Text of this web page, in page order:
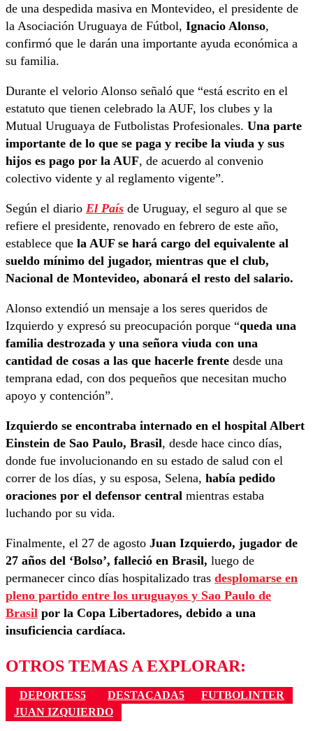
de una despedida masiva en Montevideo, el presidente de
la Asociación Uruguaya de Fútbol, Ignacio Alonso,
confirmó que le darán una importante ayuda económica a
su familia.
Durante el velorio Alonso señaló que “está escrito en el
estatuto que tienen celebrado la AUF, los clubes y la
Mutual Uruguaya de Futbolistas Profesionales. Una parte
importante de lo que se paga y recibe la viuda y sus
hijos es pago por la AUF, de acuerdo al convenio
colectivo vidente y al reglamento vigente”.
Según el diario El País de Uruguay, el seguro al que se
refiere el presidente, renovado en febrero de este año,
establece que la AUF se hará cargo del equivalente al
sueldo mínimo del jugador, mientras que el club,
Nacional de Montevideo, abonará el resto del salario.
Alonso extendió un mensaje a los seres queridos de
Izquierdo y expresó su preocupación porque “queda una
familia destrozada y una señora viuda con una
cantidad de cosas a las que hacerle frente desde una
temprana edad, con dos pequeños que necesitan mucho
apoyo y contención”.
Izquierdo se encontraba internado en el hospital Albert
Einstein de Sao Paulo, Brasil, desde hace cinco días,
donde fue involucionando en su estado de salud con el
correr de los días, y su esposa, Selena, había pedido
oraciones por el defensor central mientras estaba
luchando por su vida.
Finalmente, el 27 de agosto Juan Izquierdo, jugador de
27 años del ‘Bolso’, falleció en Brasil, luego de
permanecer cinco días hospitalizado tras desplomarse en
pleno partido entre los uruguayos y Sao Paulo de
Brasil por la Copa Libertadores, debido a una
insuficiencia cardíaca.
OTROS TEMAS A EXPLORAR:
DEPORTES5 DESTACADA5
FUTBOLINTER
JUAN IZQUIERDO